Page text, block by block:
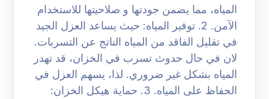
المياه، مما يضمن جودتها و صلاحيتها للاستخدام
الآمن. 2. توفير المياه: حيث يساعد العزل الجيد
في تقليل الفاقد من المياه الناتج عن التسربات.
لان في حال حدوث تسرب في الخزان، قد تهدر
المياه بشكل غير ضروري. لذا، يسهم العزل في
الحفاظ على المياه. 3. حماية هيكل الخزان: